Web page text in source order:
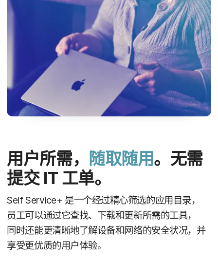
用户​所​需， 随取​随用。​无需​
提交IT 工单。
Self Service+ 是​一​个​经过​精心​筛选​的​应用​目录，​
员工​可以​通过​它​查找、​下载​和​更新​所​需​的​工具，​
同时​还​能​更​清晰​地​了解​设备​和​网络​的​安全​状况，​并​
享受​更​优质​的​用户​体验。